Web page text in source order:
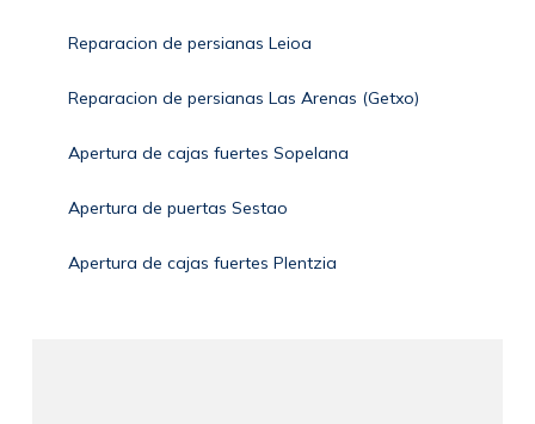
Reparacion de persianas Leioa
Reparacion de persianas Las Arenas (Getxo)
Apertura de cajas fuertes Sopelana
Apertura de puertas Sestao
Apertura de cajas fuertes Plentzia